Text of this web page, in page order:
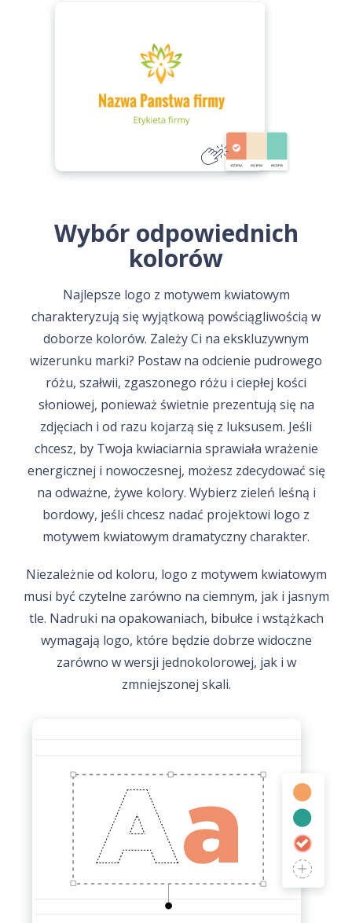
Wybór odpowiednich
kolorów
Najlepsze logo z motywem kwiatowym
charakteryzują się wyjątkową powściągliwością w
doborze kolorów. Zależy Ci na ekskluzywnym
wizerunku marki? Postaw na odcienie pudrowego
różu, szałwii, zgaszonego różu i ciepłej kości
słoniowej, ponieważ świetnie prezentują się na
zdjęciach i od razu kojarzą się z luksusem. Jeśli
chcesz, by Twoja kwiaciarnia sprawiała wrażenie
energicznej i nowoczesnej, możesz zdecydować się
na odważne, żywe kolory. Wybierz zieleń leśną i
bordowy, jeśli chcesz nadać projektowi logo z
motywem kwiatowym dramatyczny charakter.
Niezależnie od koloru, logo z motywem kwiatowym
musi być czytelne zarówno na ciemnym, jak i jasnym
tle. Nadruki na opakowaniach, bibułce i wstążkach
wymagają logo, które będzie dobrze widoczne
zarówno w wersji jednokolorowej, jak i w
zmniejszonej skali.